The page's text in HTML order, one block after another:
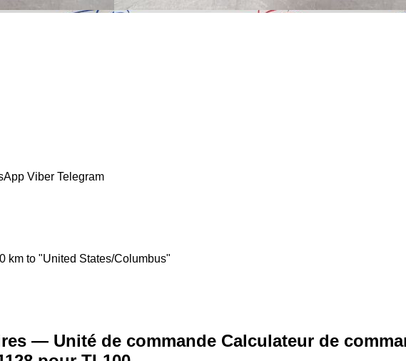
Viber Telegram
km to "United States/Columbus"
— Unité de commande Calculateur de